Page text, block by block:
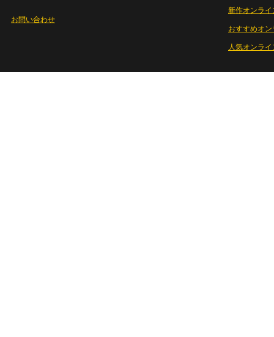
お問い合わせ
新作オンライ
おすすめオ
人気オンラ